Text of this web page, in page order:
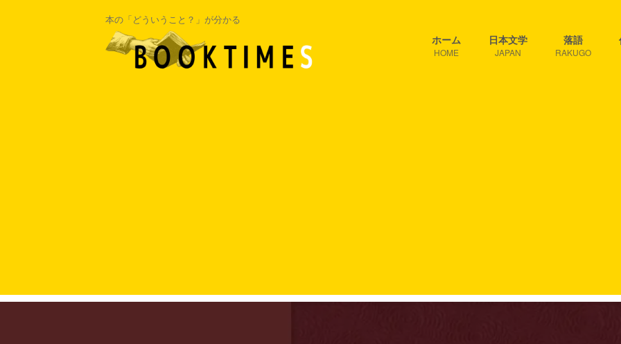
本の「どういうこと？」が分かる
ホーム
HOME
日本文学
JAPAN
落語
RAKUGO